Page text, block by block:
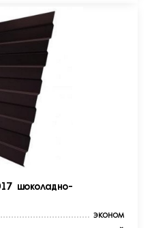
шоколадно-
эконом